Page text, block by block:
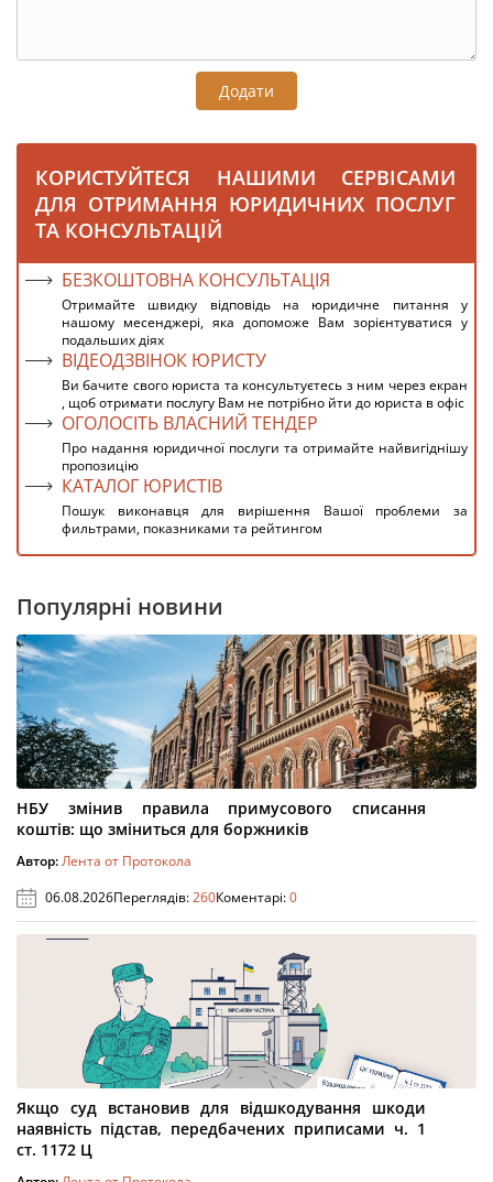
Додати
КОРИСТУЙТЕСЯ НАШИМИ СЕРВІСАМИ
ДЛЯ ОТРИМАННЯ ЮРИДИЧНИХ ПОСЛУГ
ТА КОНСУЛЬТАЦІЙ
БЕЗКОШТОВНА КОНСУЛЬТАЦІЯ
Отримайте швидку відповідь на юридичне питання у
нашому месенджері, яка допоможе Вам зорієнтуватися у
подальших діях
ВІДЕОДЗВІНОК ЮРИСТУ
Ви бачите свого юриста та консультуєтесь з ним через екран
, щоб отримати послугу Вам не потрібно йти до юриста в офіс
ОГОЛОСІТЬ ВЛАСНИЙ ТЕНДЕР
Про надання юридичної послуги та отримайте найвигіднішу
пропозицію
КАТАЛОГ ЮРИСТІВ
Пошук виконавця для вирішення Вашої проблеми за
фильтрами, показниками та рейтингом
Популярні новини
НБУ змінив правила примусового списання
коштів: що зміниться для боржників
Автор:Лента от Протокола
06.08.2026Переглядів:260Коментарі:0
Якщо суд встановив для відшкодування шкоди
наявність підстав, передбачених приписами ч. 1
ст. 1172 Ц